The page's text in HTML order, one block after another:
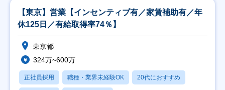
【東京】営業【インセンティブ有／家賃補助有／年
休125日／有給取得率74％】
東京都
324万~600万
正社員採用 職種・業界未経験OK 20代におすすめ